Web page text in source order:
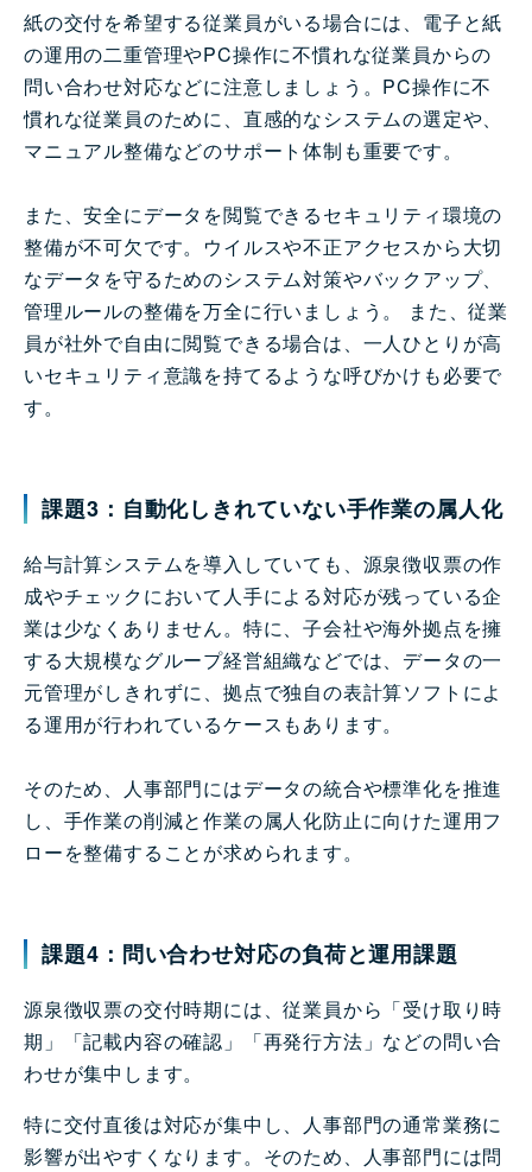
紙の交付を希望する従業員がいる場合には、電子と紙
の運用の二重管理やPC操作に不慣れな従業員からの
問い合わせ対応などに注意しましょう。PC操作に不
慣れな従業員のために、直感的なシステムの選定や、
マニュアル整備などのサポート体制も重要です。
また、安全にデータを閲覧できるセキュリティ環境の
整備が不可欠です。ウイルスや不正アクセスから大切
なデータを守るためのシステム対策やバックアップ、
管理ルールの整備を万全に行いましょう。 また、従業
員が社外で自由に閲覧できる場合は、一人ひとりが高
いセキュリティ意識を持てるような呼びかけも必要で
す。
課題3：自動化しきれていない手作業の属人化
給与計算システムを導入していても、源泉徴収票の作
成やチェックにおいて人手による対応が残っている企
業は少なくありません。特に、子会社や海外拠点を擁
する大規模なグループ経営組織などでは、データの一
元管理がしきれずに、拠点で独自の表計算ソフトによ
る運用が行われているケースもあります。
そのため、人事部門にはデータの統合や標準化を推進
し、手作業の削減と作業の属人化防止に向けた運用フ
ローを整備することが求められます。
課題4：問い合わせ対応の負荷と運用課題
源泉徴収票の交付時期には、従業員から「受け取り時
期」「記載内容の確認」「再発行方法」などの問い合
わせが集中します。
特に交付直後は対応が集中し、人事部門の通常業務に
影響が出やすくなります。そのため、人事部門には問